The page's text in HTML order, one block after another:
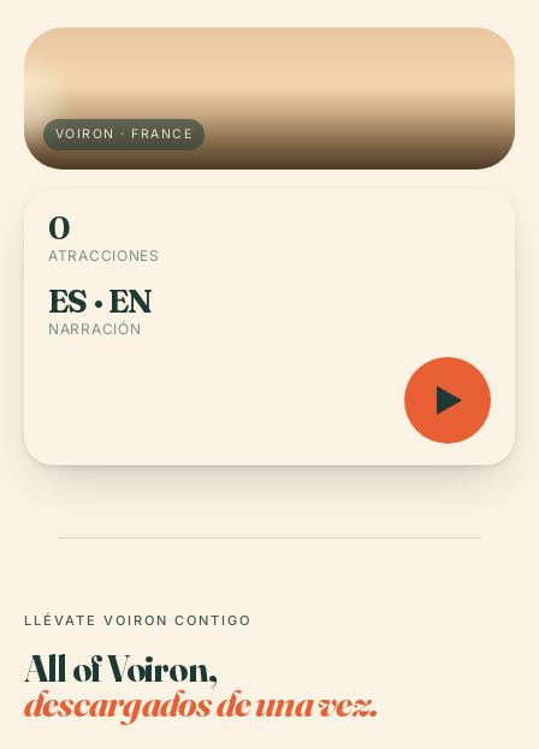
VOIRON · FRANCE
0
ATRACCIONES
ES · EN
NARRACIÓN
LLÉVATE VOIRON CONTIGO
All of Voiron,
descargados de una vez.